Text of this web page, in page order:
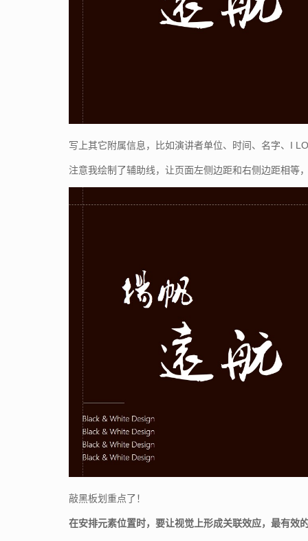
写上其它附属信息，比如演讲者单位、时间、名字、I
注意我绘制了辅助线，让页面左侧边距和右侧边距相等
敲黑板划重点了！
在安排元素位置时，要让视觉上形成关联效应，最有效